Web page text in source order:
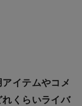
アイテムやコメ
くらいライバ